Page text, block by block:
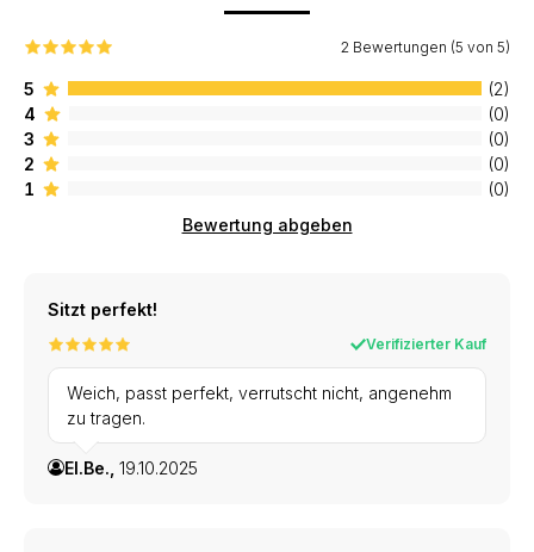
2 Bewertungen (5 von 5)
5
(2)
4
(0)
3
(0)
2
(0)
1
(0)
Bewertung abgeben
Sitzt perfekt!
Verifizierter Kauf
Weich, passt perfekt, verrutscht nicht, angenehm
zu tragen.
El.Be., 19.10.2025